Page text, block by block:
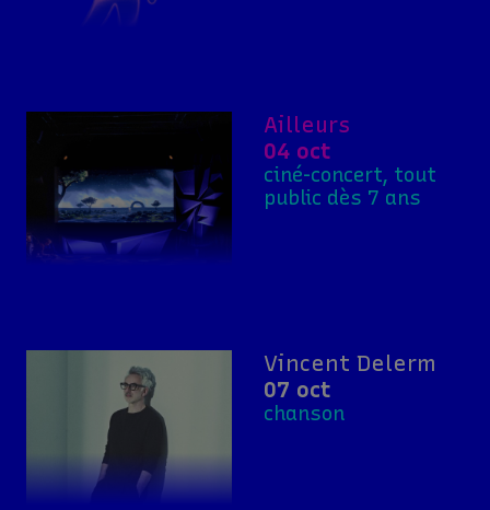
Ailleurs
04 oct
ciné-concert, tout
public dès 7 ans
Vincent Delerm
07 oct
chanson